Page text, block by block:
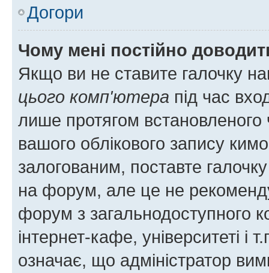
Догори
Чому мені постійно
Якщо ви не ставите галочку
цього комп'ютера під час
лише протягом встановленого
вашого облікового запису
залогованим, поставте
на форум, але це не
форум з загальнодоступного
інтернет-кафе, університеті і
означає, що адміністратор